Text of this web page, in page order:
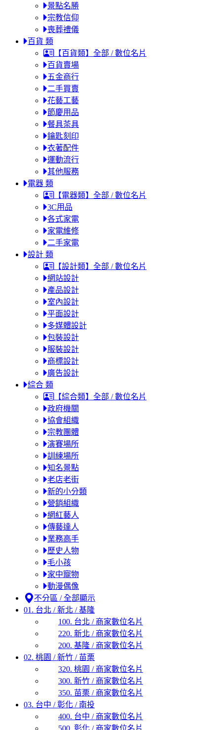
景點名勝
宗教信仰
喪葬禮儀
百貨 類
【百貨類】全部 / 數位名片
百貨賣場
五金商行
二手買賣
花藝工藝
節慶用品
餐具茶具
鑰匙刻印
衣著配件
運動流行
其他服務
電器 類
【電器類】全部 / 數位名片
3C用品
各式家電
家電維修
二手家電
設計 類
【設計類】全部 / 數位名片
網站設計
產品設計
室內設計
平面設計
多媒體設計
包裝設計
服裝設計
商標設計
廣告設計
綜合 類
【綜合類】全部 / 數位名片
政府機關
協會組織
宗教團體
演賽場所
訓練場所
知名景點
老店老街
新的小分類
營銷組織
網紅藝人
傳藝達人
業務高手
歷史人物
毛小孩
家中寵物
動漫偶像
不分區 / 全部顯示
01. 台北 / 新北 / 基隆
100. 台北 / 商家數位名片
220. 新北 / 商家數位名片
200. 基隆 / 商家數位名片
02. 桃園 / 新竹 / 苗栗
320. 桃園 / 商家數位名片
300. 新竹 / 商家數位名片
350. 苗栗 / 商家數位名片
03. 台中 / 彰化 / 南投
400. 台中 / 商家數位名片
500. 彰化 / 商家數位名片